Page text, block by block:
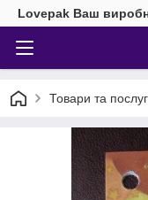
Lovepak Ваш
Товари та